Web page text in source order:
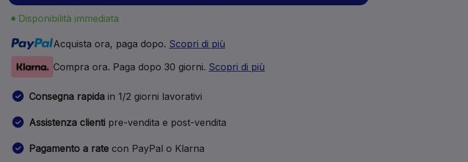
Disponibilità immediata
Acquista ora, paga dopo. Scopri di più
Compra ora. Paga dopo 30 giorni. Scopri di più
Consegna rapida in 1/2 giorni lavorativi
Assistenza clienti pre-vendita e post-vendita
Pagamento a rate con PayPal o Klarna